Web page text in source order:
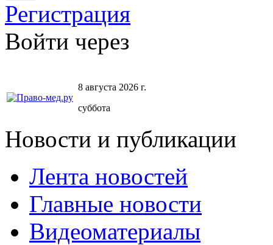
Регистрация
Войти через
8 августа 2026 г.
суббота
Новости и публикации
Лента новостей
Главные новости
Видеоматериалы